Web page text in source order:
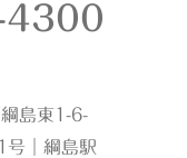
島東1-6-
｜綱島駅